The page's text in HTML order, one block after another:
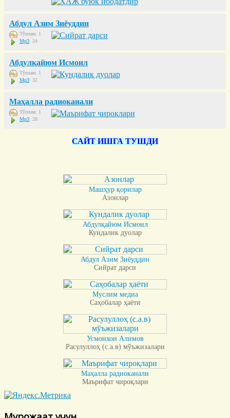
Абдул Азим Зиёуддин
Тўплам: 1
Mp3: 24
Абдулқайюм Исмоил
Тўплам: 1
Mp3: 32
Маҳалла радиоканали
Тўплам: 1
Mp3: 28
САЙТ ИШГА ТУШДИ
Машҳур қорилар
Азонлар
Абдулқайюм Исмоил
Кундалик дуолар
Абдул Азим Зиёуддин
Сийрат дарси
Муслим медиа
Саҳобалар ҳаёти
Усмонхон Алимов
Расулуллоҳ (с.а.в) мўъжизалари
Маҳалла радиоканали
Маърифат чироқлари